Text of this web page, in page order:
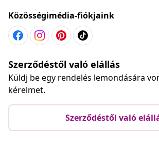
Közösségimédia-fiókjaink
Szerződéstől való elállás
Küldj be egy rendelés lemondására
kérelmet.
Szerződéstől való